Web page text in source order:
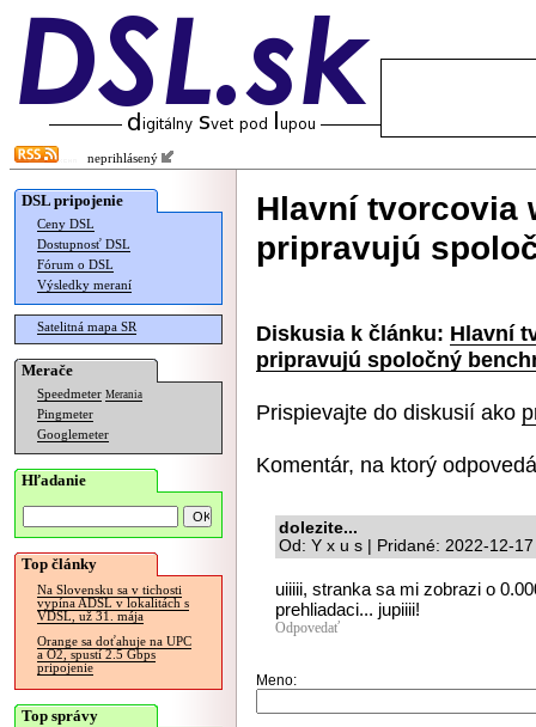
neprihlásený
DSL pripojenie
Ceny DSL
Dostupnosť DSL
Fórum o DSL
Výsledky meraní
Satelitná mapa SR
Merače
Speedmeter Merania
Pingmeter
Googlemeter
Hľadanie
Top články
Na Slovensku sa v tichosti
vypína ADSL v lokalitách s
VDSL, už 31. mája
Orange sa doťahuje na UPC
a O2, spustí 2.5 Gbps
pripojenie
Top správy
Hlavní tvorcovia
pripravujú
Diskusia k článku: Hlavní
pripravujú spoločný
Prispievajte do diskusií ako
Komentár, na ktorý
dolezite...
Od: Y x u s | Pridané: 2022-12-
uiiiii, stranka sa mi zobrazi o
prehliadaci... jupiiii!
Odpovedať
Meno: